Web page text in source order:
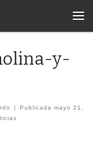
y-
| Publicadamayo 21,